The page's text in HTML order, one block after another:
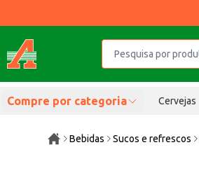
Compre por categoria Cervejas
Bebidas Sucos e refrescos